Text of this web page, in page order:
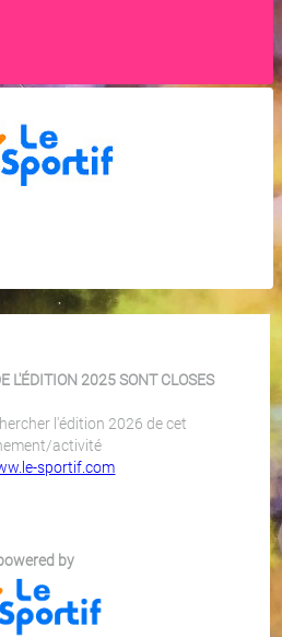
L'ÉDITION 2025 SONT CLOSES
l'édition 2026 de cet
activité
sportif.com
by